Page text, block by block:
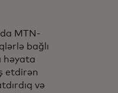
MTN-
bağlı
həyata
etdirən
və